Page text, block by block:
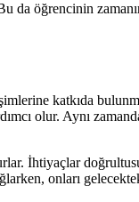
da öğrencinin
katkıda
olur. Aynı
İhtiyaçlar
onları